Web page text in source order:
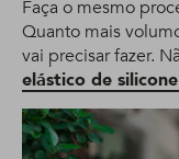
Faça o mesmo
Quanto mais
vai precisar fazer.
elástico de